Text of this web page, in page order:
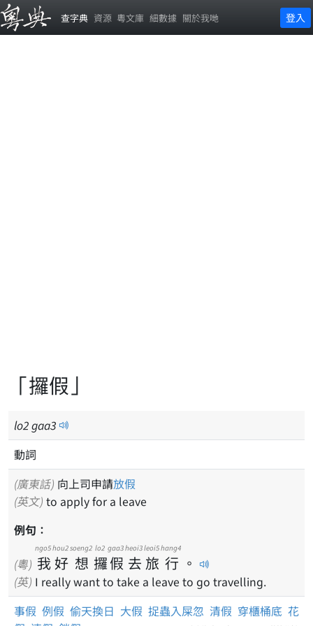
查字典 資源 粵文庫 細數據 關於我哋 登入
「攞假」
lo2gaa3
動詞
(廣東話) 向上司申請放假
(英文) to apply for a leave
例句：
(粵) 我
ngo5
好
hou2
想
soeng2
攞
lo2
假
gaa3
去
heoi3
旅
leoi5
行
hang4
。
(英) I really want to take a leave to go travelling.
事假 例假 偷天換日 大假 捉蟲入屎忽 清假 穿櫃桶底 花